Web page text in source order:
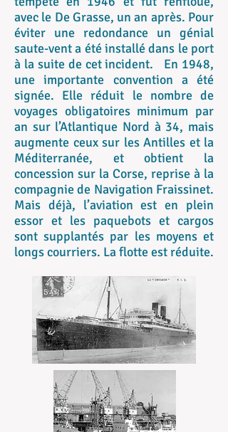
avec le De Grasse, un an après. Pour
éviter une redondance un génial
saute-vent a été installé dans le port
à la suite de cet incident. En 1948,
une importante convention a été
signée. Elle réduit le nombre de
voyages obligatoires minimum par
an sur l’Atlantique Nord à 34, mais
augmente ceux sur les Antilles et la
Méditerranée, et obtient la
concession sur la Corse, reprise à la
compagnie de Navigation Fraissinet.
Mais déjà, l’aviation est en plein
essor et les paquebots et cargos
sont supplantés par les moyens et
longs courriers. La flotte est réduite.